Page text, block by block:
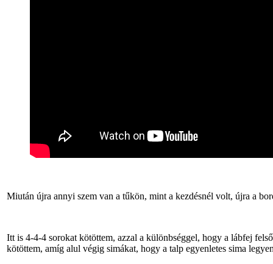
Miután újra annyi szem van a tűkön, mint a kezdésnél volt, újra a
Itt is 4-4-4 sorokat kötöttem, azzal a különbséggel, hogy a lábfej
kötöttem, amíg alul végig simákat, hogy a talp egyenletes sima